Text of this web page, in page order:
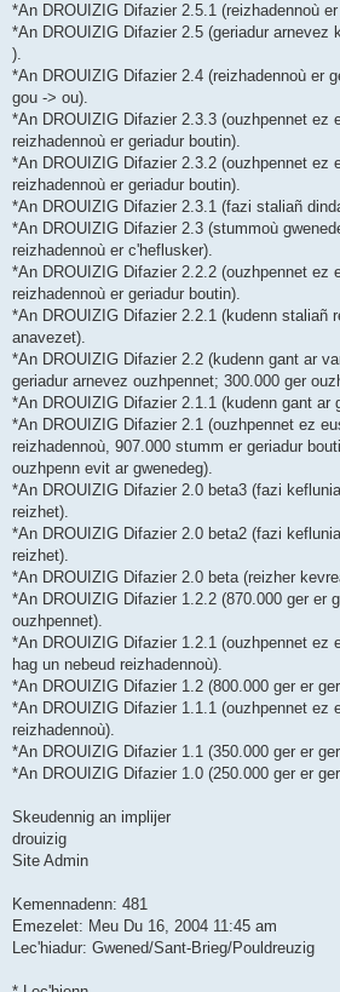
*An DROUIZIG Difazier 2.5.1 (reizhadennoù
*An DROUIZIG Difazier 2.5 (geriadur arnevez
).
*An DROUIZIG Difazier 2.4 (reizhadennoù er
gou -> ou).
*An DROUIZIG Difazier 2.3.3 (ouzhpennet ez
reizhadennoù er geriadur boutin).
*An DROUIZIG Difazier 2.3.2 (ouzhpennet ez
reizhadennoù er geriadur boutin).
*An DROUIZIG Difazier 2.3.1 (fazi staliañ
*An DROUIZIG Difazier 2.3 (stummoù
reizhadennoù er c'heflusker).
*An DROUIZIG Difazier 2.2.2 (ouzhpennet ez
reizhadennoù er geriadur boutin).
*An DROUIZIG Difazier 2.2.1 (kudenn staliañ
anavezet).
*An DROUIZIG Difazier 2.2 (kudenn gant ar
geriadur arnevez ouzhpennet; 300.000 ger
*An DROUIZIG Difazier 2.1.1 (kudenn gant ar
*An DROUIZIG Difazier 2.1 (ouzhpennet ez
reizhadennoù, 907.000 stumm er geriadur
ouzhpenn evit ar gwenedeg).
*An DROUIZIG Difazier 2.0 beta3 (fazi
reizhet).
*An DROUIZIG Difazier 2.0 beta2 (fazi
reizhet).
*An DROUIZIG Difazier 2.0 beta (reizher
*An DROUIZIG Difazier 1.2.2 (870.000 ger er
ouzhpennet).
*An DROUIZIG Difazier 1.2.1 (ouzhpennet ez
hag un nebeud reizhadennoù).
*An DROUIZIG Difazier 1.2 (800.000 ger er
*An DROUIZIG Difazier 1.1.1 (ouzhpennet ez
reizhadennoù).
*An DROUIZIG Difazier 1.1 (350.000 ger er
*An DROUIZIG Difazier 1.0 (250.000 ger er
Skeudennig an implijer
drouizig
Site Admin
Kemennadenn: 481
Emezelet: Meu Du 16, 2004 11:45 am
Lec'hiadur: Gwened/Sant-Brieg/Pouldreuzig